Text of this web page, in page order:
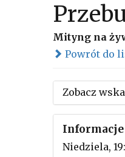
Mityng na
Powrót do
Zobacz
Niedziela,